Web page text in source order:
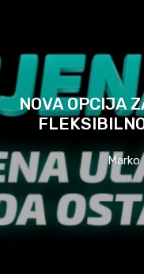
NOVA OPCIJA
Marko